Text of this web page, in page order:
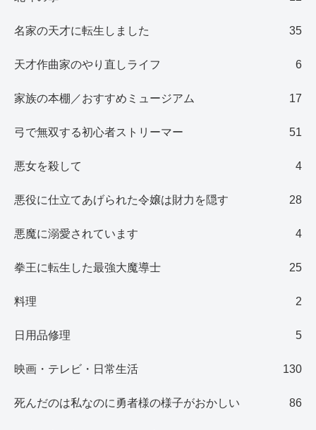
名家の天才に転生しました 35
天才作曲家のやり直しライフ 6
家族の本棚／おすすめミュージアム 17
弓で無双する初心者ストリーマー 51
悪女を殺して 4
悪役に仕立てあげられた令嬢は財力を隠す 28
悪魔に溺愛されています 4
拳王に転生した最強大魔導士 25
料理 2
日用品修理 5
映画・テレビ・日常生活 130
死んだのは私なのに勇者様の様子がおかしい 86